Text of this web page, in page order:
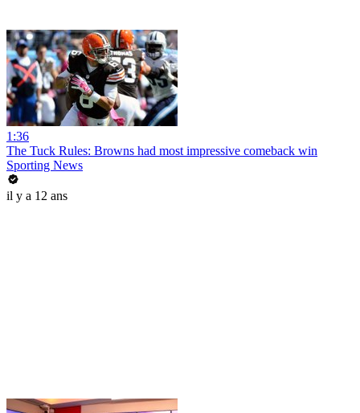
1:36
The Tuck Rules: Browns had most impressive comeback win
Sporting News
il y a 12 ans